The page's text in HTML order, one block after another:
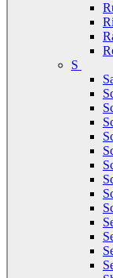
S